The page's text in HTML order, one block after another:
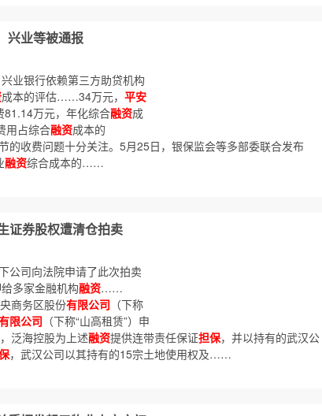
兴业等被通报
业银行依赖第三方助贷机构
成本的评估……34万元， 平安
81.14万元，年化综合融资成
用占综合融资成本的
的收费问题十分关注。5月25日，银保监会等多部委联合发布
融资综合成本的……
证券股权遭清仓拍卖
公司向法院申请了此次拍卖
多家金融机构融资……
商务区股份有限公司 （下称
限公司 （下称“山高租赁”）申
泛海控股为上述融资提供连带责任保证担保，并以持有的武汉公
，武汉公司以其持有的15宗土地使用权及……